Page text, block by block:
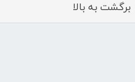
برگشت به بالا